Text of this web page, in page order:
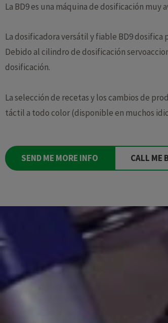
La BD9 es una máquina de dosificación
La dosificadora versátil y fiable BD9
Debido al cilindro de dosificación
dosificación.
La selección de recetas y los cambios de
táctil a todo color (disponible en muchos
SEND ME MORE INFO CALL ME